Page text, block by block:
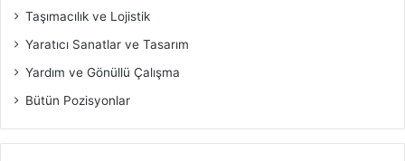
Taşımacılık ve Lojistik
Yaratıcı Sanatlar ve Tasarım
Yardım ve Gönüllü Çalışma
Bütün Pozisyonlar